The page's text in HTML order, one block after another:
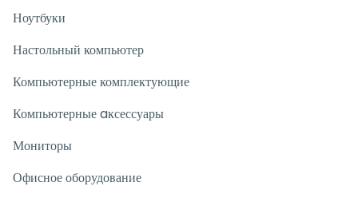
Ноутбуки
Настольный компьютер
Компьютерные комплектующие
Компьютерные aксессуары
Мониторы
Офисное оборудование